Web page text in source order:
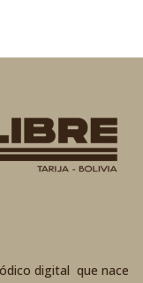
digital que nace